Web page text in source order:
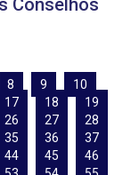
Conselhos
8 9
10
17 18
19
26 27
28
35 36
37
44 45
46